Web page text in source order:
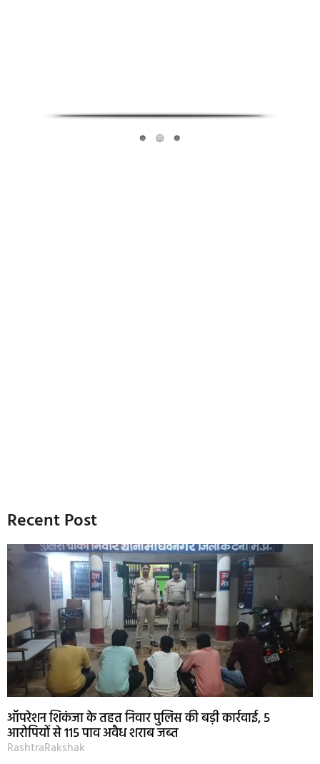
Recent Post
ऑपरेशन शिकंजा के तहत निवार पुलिस की बड़ी कार्रवाई, 5
आरोपियों से 115 पाव अवैध शराब जब्त
RashtraRakshak